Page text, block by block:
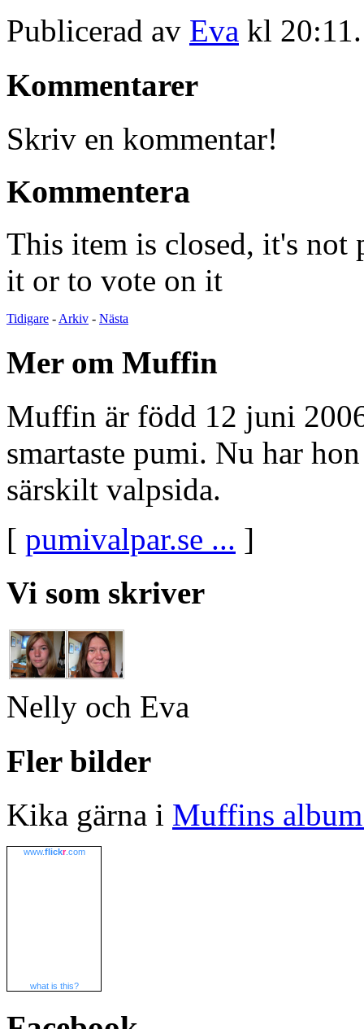
Publicerad av Eva kl
Kommentarer
Skriv en kommentar!
Kommentera
This item is closed, it's not
it or to vote on it
Tidigare - Arkiv - Nästa
Mer om Muffin
Muffin är född 12 juni
smartaste pumi. Nu har
särskilt valpsida.
[ pumivalpar.se ... ]
Vi som skriver
Nelly och Eva
Fler bilder
Kika gärna i Muffins
www.flickr.com
what is this?